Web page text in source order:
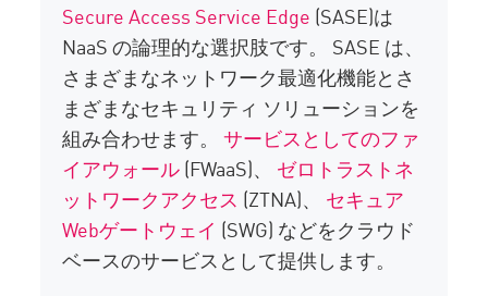
Secure Access Service Edge (SASE)は
NaaS の論理的な選択肢です。 SASE は、
さまざまなネットワーク最適化機能とさ
まざまなセキュリティ ソリューションを
組み合わせます。サービスとしてのファ
イアウォール(FWaaS)、 ゼロトラストネ
ットワークアクセス (ZTNA)、 セキュア
Webゲートウェイ (SWG) などをクラウド
ベースのサービスとして提供します。